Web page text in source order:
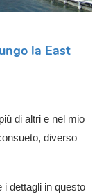
la East
di altri e nel mio
diverso
i dettagli in questo